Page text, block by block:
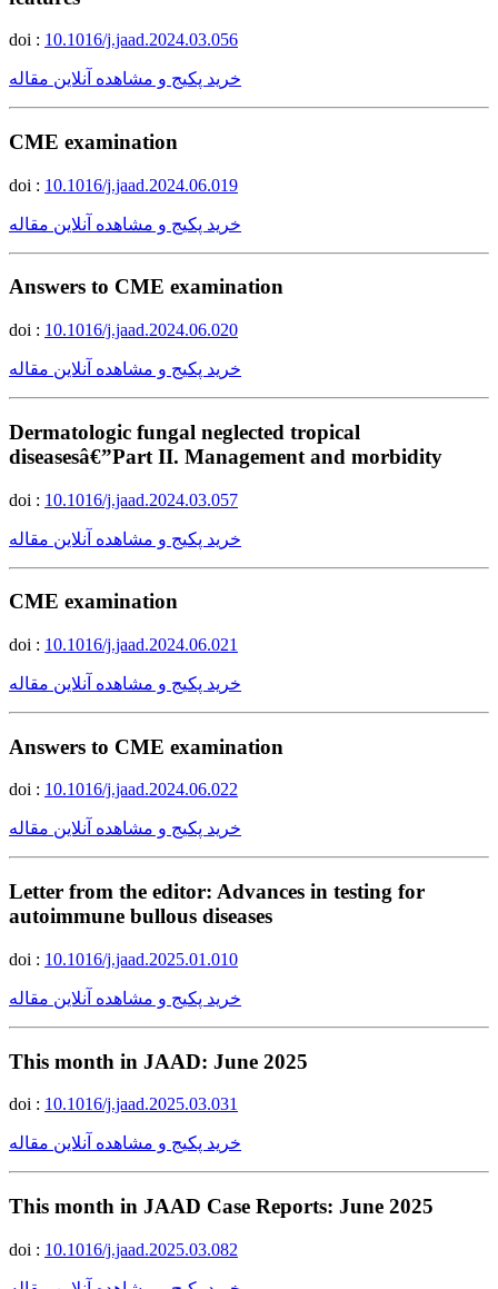
doi : 10.1016/j.jaad.2024.03.056
خرید پکیج و مشاهده آنلاین مقاله
CME examination
doi : 10.1016/j.jaad.2024.06.019
خرید پکیج و مشاهده آنلاین مقاله
Answers to CME examination
doi : 10.1016/j.jaad.2024.06.020
خرید پکیج و مشاهده آنلاین مقاله
Dermatologic fungal neglected tropical
diseasesâ€”Part II. Management and morbidity
doi : 10.1016/j.jaad.2024.03.057
خرید پکیج و مشاهده آنلاین مقاله
CME examination
doi : 10.1016/j.jaad.2024.06.021
خرید پکیج و مشاهده آنلاین مقاله
Answers to CME examination
doi : 10.1016/j.jaad.2024.06.022
خرید پکیج و مشاهده آنلاین مقاله
Letter from the editor: Advances in testing for
autoimmune bullous diseases
doi : 10.1016/j.jaad.2025.01.010
خرید پکیج و مشاهده آنلاین مقاله
This month in JAAD: June 2025
doi : 10.1016/j.jaad.2025.03.031
خرید پکیج و مشاهده آنلاین مقاله
This month in JAAD Case Reports: June 2025
doi : 10.1016/j.jaad.2025.03.082